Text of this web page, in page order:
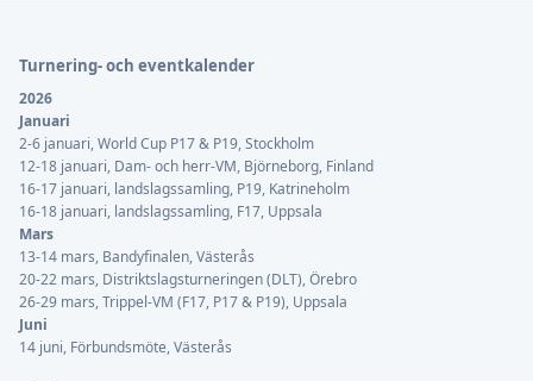
Turnering- och eventkalender
2026
Januari
2-6 januari, World Cup P17 & P19, Stockholm
12-18 januari, Dam- och herr-VM, Björneborg, Finland
16-17 januari, landslagssamling, P19, Katrineholm
16-18 januari, landslagssamling, F17, Uppsala
Mars
13-14 mars, Bandyfinalen, Västerås
20-22 mars, Distriktslagsturneringen (DLT), Örebro
26-29 mars, Trippel-VM (F17, P17 & P19), Uppsala
Juni
14 juni, Förbundsmöte, Västerås